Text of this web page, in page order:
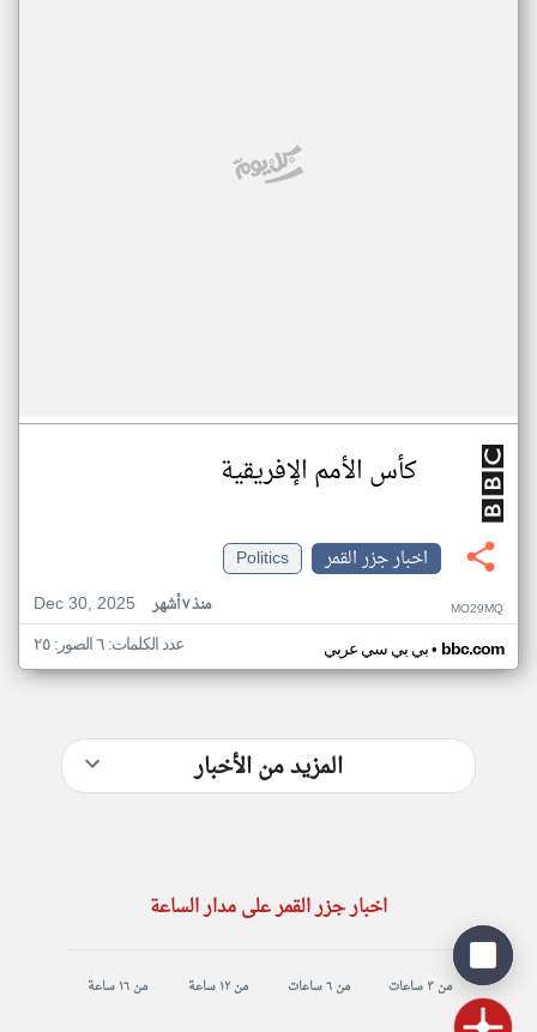
كأس الأمم الإفريقية
اخبار جزر القمر
Politics
Dec 30, 2025
منذ ٧ أشهر MO29MQ
بي بي سي عربي• bbc.com عدد الكلمات: ٦ الصور: ٢٥
المزيد من الأخبار
اخبار جزر القمر على مدار الساعة
من ٣ ساعات من ٦ ساعات من ١٢ ساعة من ١٦ ساعة